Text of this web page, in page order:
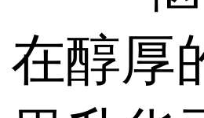
在醇厚